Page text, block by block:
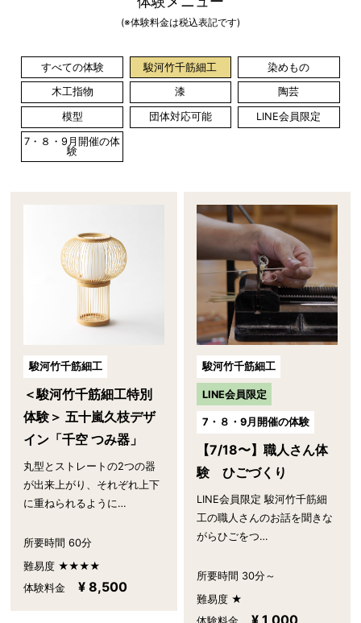
(※体験料金は税込表記です)
すべての体験 駿河竹千筋細工 染めもの
木工指物 漆 陶芸
模型 団体対応可能 LINE会員限定
7・８・9月開催の体
験
駿河竹千筋細工
＜駿河竹千筋細工特別
体験＞ 五十嵐久枝デザ
イン「千空 つみ器」
丸型とストレートの2つの器
が出来上がり、それぞれ上下
に重ねられるように…
所要時間 60分
難易度 ★★★★
体験料金
¥ 8,500
駿河竹千筋細工
LINE会員限定
7・８・9月開催の体験
【7/18〜】職人さん体
験 ひごづくり
LINE会員限定 駿河竹千筋細
工の職人さんのお話を聞きな
がらひごをつ…
所要時間 30分～
難易度 ★